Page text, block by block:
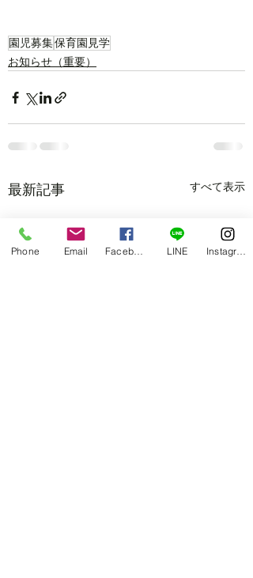
園児募集保育園見学
お知らせ（重要）
最新記事 すべて表示
Phone Email LINE